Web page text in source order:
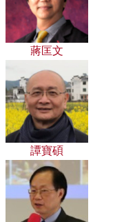
蔣匡文
譚寶碩